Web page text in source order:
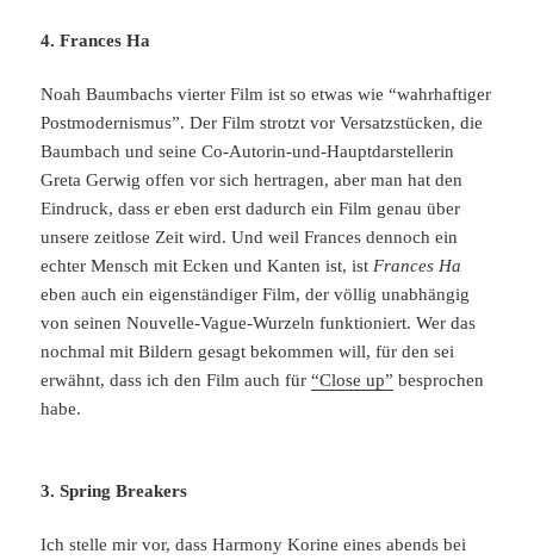
4. Frances Ha
Noah Baumbachs vierter Film ist so etwas wie “wahrhaftiger
Postmodernismus”. Der Film strotzt vor Versatzstücken, die
Baumbach und seine Co-Autorin-und-Hauptdarstellerin
Greta Gerwig offen vor sich hertragen, aber man hat den
Eindruck, dass er eben erst dadurch ein Film genau über
unsere zeitlose Zeit wird. Und weil Frances dennoch ein
echter Mensch mit Ecken und Kanten ist, ist Frances Ha
eben auch ein eigenständiger Film, der völlig unabhängig
von seinen Nouvelle-Vague-Wurzeln funktioniert. Wer das
nochmal mit Bildern gesagt bekommen will, für den sei
erwähnt, dass ich den Film auch für“Close up” besprochen
habe.
3. Spring Breakers
Ich stelle mir vor, dass Harmony Korine eines abends bei